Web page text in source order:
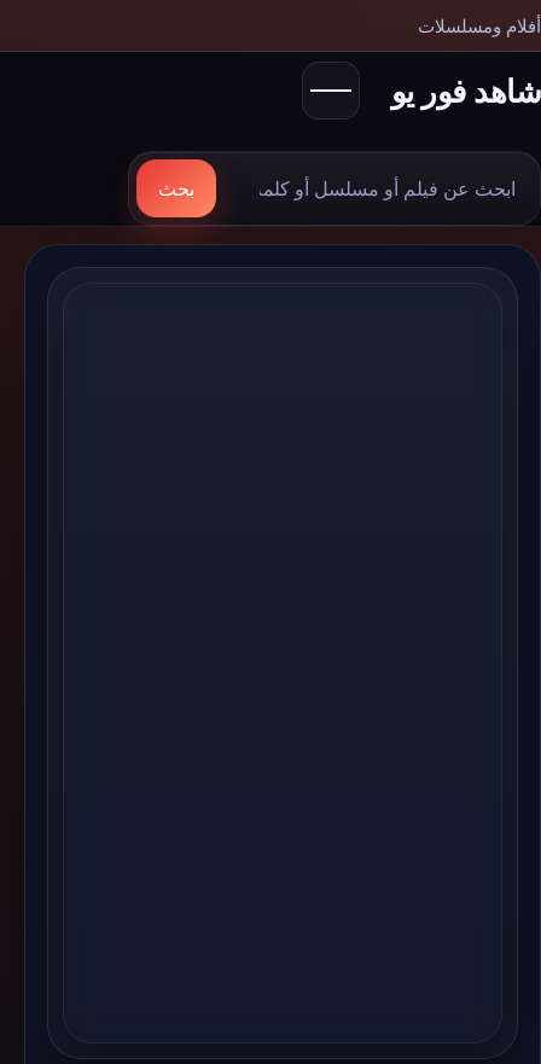
أفلام ومسلسلات
شاهد فور يو
ابحث
بحث